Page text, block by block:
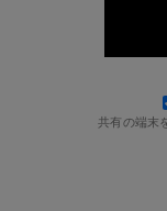
共有の端末